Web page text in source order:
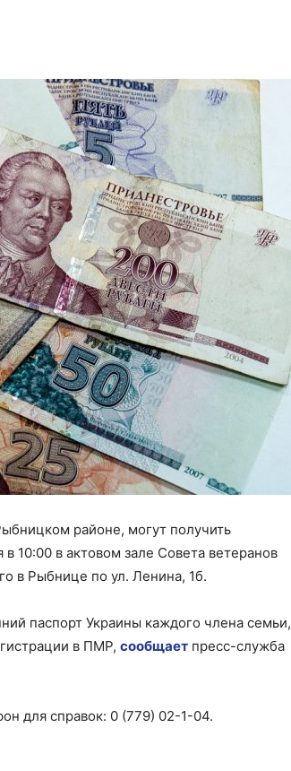
районе, могут получить
10:00 в актовом зале Совета ветеранов
в Рыбнице по ул. Ленина, 1б.
паспорт Украины каждого члена семьи,
в ПМР, сообщает пресс-служба
для справок: 0 (779) 02-1-04.